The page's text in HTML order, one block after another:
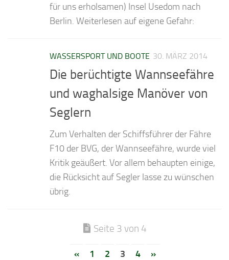
für uns erholsamen) Insel Usedom nach
Berlin. Weiterlesen auf eigene Gefahr:
WASSERSPORT UND BOOTE 30. MÄRZ 2014
Die berüchtigte Wannseefähre
und waghalsige Manöver von
Seglern
Zum Verhalten der Schiffsführer der Fähre
F10 der BVG, der Wannseefähre, wurde viel
Kritik geäußert. Vor allem behaupten einige,
die Rücksicht auf Segler lasse zu wünschen
übrig.
Seite 3 von 4
« 1 2 3 4 »